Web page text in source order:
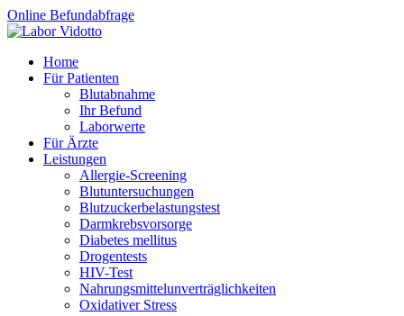
Online Befundabfrage
Home
Für Patienten
Blutabnahme
Ihr Befund
Laborwerte
Für Ärzte
Leistungen
Allergie-Screening
Blutuntersuchungen
Blutzucker­belastungstest
Darmkrebsvorsorge
Diabetes mellitus
Drogentests
HIV-Test
Nahrungsmittel­unverträglichkeiten
Oxidativer Stress